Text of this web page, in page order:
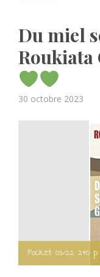
Du miel
Roukiata
Posted
30 octobre 2023
Pocket 03/22 240 p.